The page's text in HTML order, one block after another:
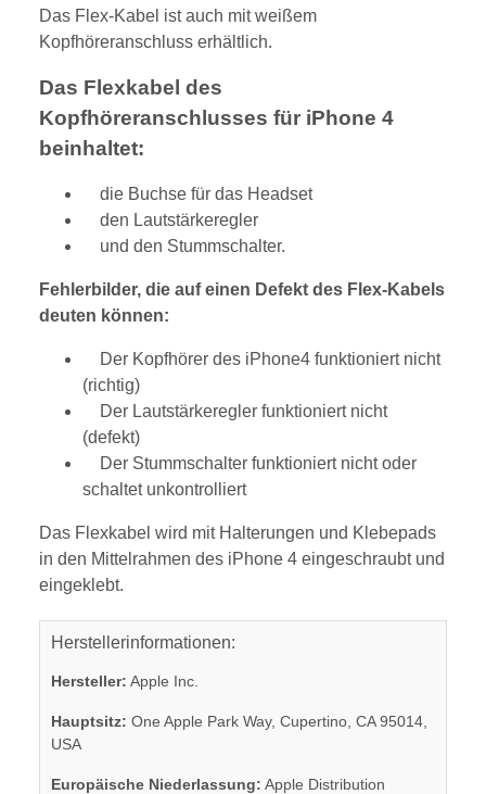
Das Flex-Kabel ist auch mit weißem
Kopfhöreranschluss erhältlich.
Das Flexkabel des
Kopfhöreranschlusses für iPhone 4
beinhaltet:
die Buchse für das Headset
den Lautstärkeregler
und den Stummschalter.
Fehlerbilder, die auf einen Defekt des Flex-Kabels
deuten können:
Der Kopfhörer des iPhone4 funktioniert nicht
(richtig)
Der Lautstärkeregler funktioniert nicht
(defekt)
Der Stummschalter funktioniert nicht oder
schaltet unkontrolliert
Das Flexkabel wird mit Halterungen und Klebepads
in den Mittelrahmen des iPhone 4 eingeschraubt und
eingeklebt.
Herstellerinformationen:
Hersteller: Apple Inc.
Hauptsitz: One Apple Park Way, Cupertino, CA 95014,
USA
Europäische Niederlassung: Apple Distribution